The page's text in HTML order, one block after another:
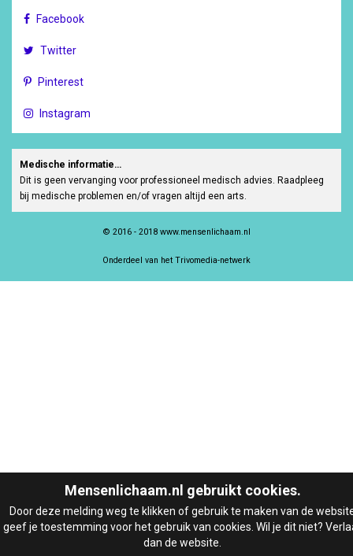
Facebook
Twitter
Pinterest
Instagram
Medische informatie…
Dit is geen vervanging voor professioneel medisch advies. Raadpleeg
bij medische problemen en/of vragen altijd een arts.
© 2016 - 2018 www.mensenlichaam.nl
Onderdeel van het Trivomedia-netwerk
Mensenlichaam.nl gebruikt cookies.
Door deze melding weg te klikken of gebruik te maken van de
geef je toestemming voor het gebruik van cookies. Wil je dit niet?
dan de website.